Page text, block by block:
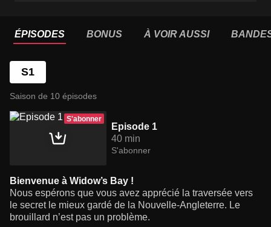
ÉPISODES BONUS À VOIR AUSSI
S1
Saison de 10 épisodes
S'abonner
Episode 1
40 min
S'abonner
Bienvenue à Widow’s Bay !
Nous espérons que vous avez apprécié la traversée vers
le secret le mieux gardé de la Nouvelle-Angleterre. Le
brouillard n’est pas un problème.